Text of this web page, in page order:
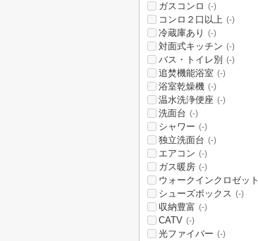
ガスコンロ (-)
コンロ２口以上 (-)
冷蔵庫あり (-)
対面式キッチン (-)
バス・トイレ別 (-)
追焚機能浴室 (-)
浴室乾燥機 (-)
温水洗浄便座 (-)
洗面台 (-)
シャワー (-)
独立洗面台 (-)
エアコン (-)
ガス暖房 (-)
ウォークインクロゼット
シューズボックス (-)
収納豊富 (-)
CATV (-)
光ファイバー (-)